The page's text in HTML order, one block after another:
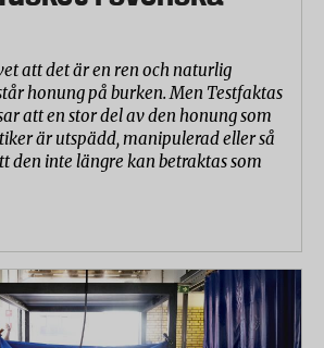
att det är en ren och naturlig
honung på burken. Men Testfaktas
att en stor del av den honung som
är utspädd, manipulerad eller så
den inte längre kan betraktas som